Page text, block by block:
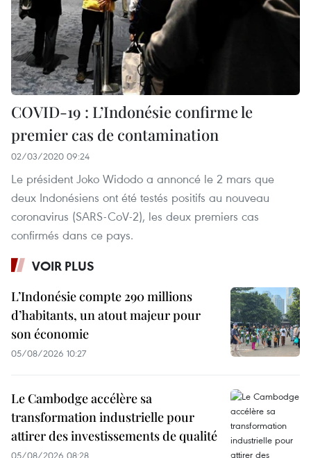
COVID-19 : L’Indonésie confirme le
premier cas de contamination
02/03/2020 09:24
Le président Joko Widodo a annoncé le 2 mars que
deux Indonésiens ont été testés positifs au nouveau
coronavirus (SARS-CoV-2), les deux premiers cas
confirmés dans ce pays.
VOIR PLUS
L’Indonésie compte 290 millions
d’habitants, un atout majeur pour
son économie
05/08/2026 10:27
Le Cambodge accélère sa
transformation industrielle pour
attirer des investissements de qualité
05/08/2026 08:28